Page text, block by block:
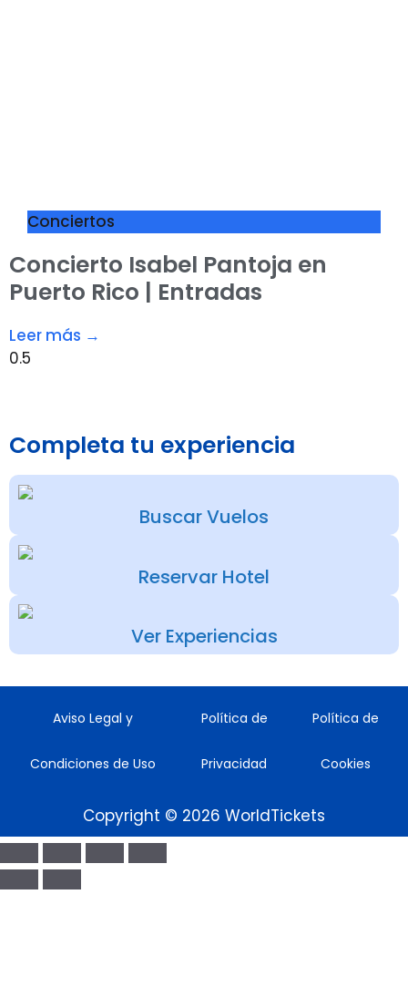
Conciertos
Concierto Isabel Pantoja en
Puerto Rico | Entradas
Leer más →
Completa tu experiencia
Buscar Vuelos
Reservar Hotel
Ver Experiencias
Aviso Legal y
Condiciones de Uso
Política de
Privacidad
Política de
Cookies
Copyright © 2026 WorldTickets